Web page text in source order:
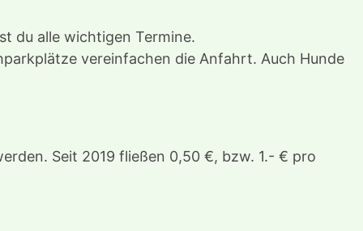
du alle wichtigen Termine.
vereinfachen die Anfahrt. Auch Hunde
Seit 2019 fließen 0,50 €, bzw. 1.- € pro